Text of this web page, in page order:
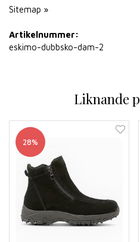
Sitemap »
Artikelnummer:
eskimo-dubbsko-dam-2
Liknande
28%